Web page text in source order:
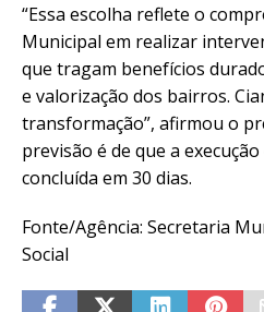
“Essa escolha reflete o
Municipal em realizar
que tragam benefícios
e valorização dos bairros.
transformação”, afirmou o
previsão é de que a
concluída em 30 dias.
Fonte/Agência: Secretaria
Social